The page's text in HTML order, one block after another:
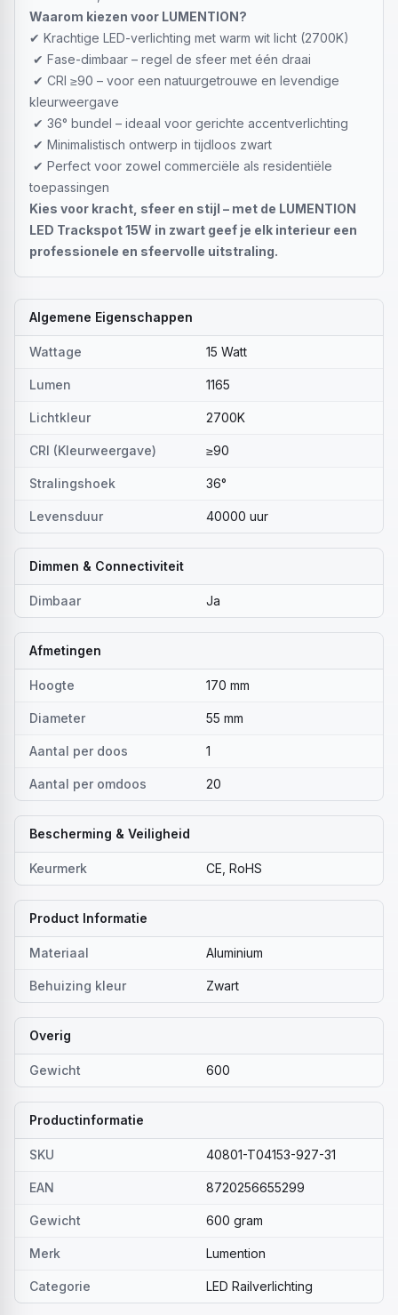
Waarom kiezen voor LUMENTION?
✔ Krachtige LED-verlichting met warm wit licht (2700K)
✔ Fase-dimbaar – regel de sfeer met één draai
✔ CRI ≥90 – voor een natuurgetrouwe en levendige
kleurweergave
✔ 36° bundel – ideaal voor gerichte accentverlichting
✔ Minimalistisch ontwerp in tijdloos zwart
✔ Perfect voor zowel commerciële als residentiële
toepassingen
Kies voor kracht, sfeer en stijl – met de LUMENTION
LED Trackspot 15W in zwart geef je elk interieur een
professionele en sfeervolle uitstraling.
Algemene Eigenschappen
Wattage 15 Watt
Lumen 1165
Lichtkleur 2700K
CRI (Kleurweergave) ≥90
Stralingshoek 36°
Levensduur 40000 uur
Dimmen & Connectiviteit
Dimbaar Ja
Afmetingen
Hoogte 170 mm
Diameter 55 mm
Aantal per doos 1
Aantal per omdoos 20
Bescherming & Veiligheid
Keurmerk CE, RoHS
Product Informatie
Materiaal Aluminium
Behuizing kleur Zwart
Overig
Gewicht 600
Productinformatie
SKU 40801-T04153-927-31
EAN 8720256655299
Gewicht 600 gram
Merk Lumention
Categorie LED Railverlichting